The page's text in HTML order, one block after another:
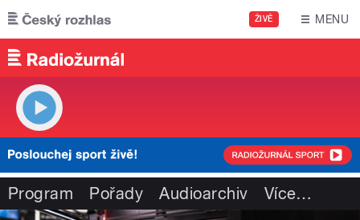
Přejít k hlavnímu obsahu
ŽIVĚ MENU
Program Pořady Audioarchiv Více…